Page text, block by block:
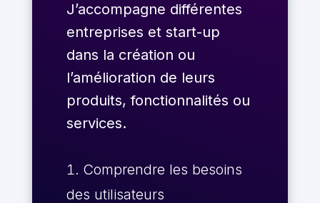
J’accompagne différentes
entreprises et start-up
dans la création ou
l’amélioration de leurs
produits, fonctionnalités ou
services.
Comprendre les besoins
des utilisateurs